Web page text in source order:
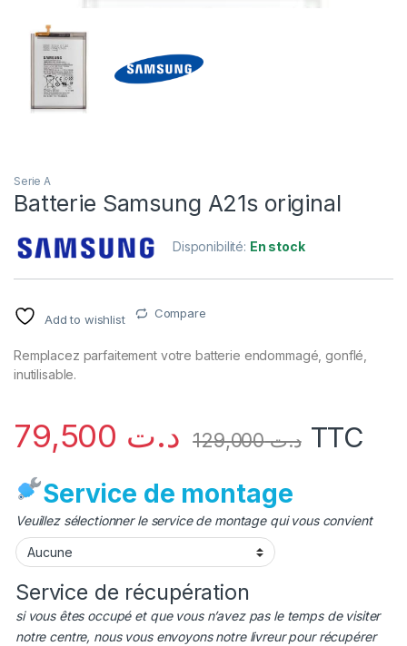
Serie A
Batterie Samsung A21s original
Disponibilité: En stock
Add to wishlist Compare
Remplacez parfaitement votre batterie endommagé, gonflé,
inutilisable.
د.ت د.ت129,000 TTC
Service de montage
Veuillez sélectionner le service de montage qui vous convient
Service de récupération
si vous êtes occupé et que vous n’avez pas le temps de visiter
notre centre, nous vous envoyons notre livreur pour récupérer